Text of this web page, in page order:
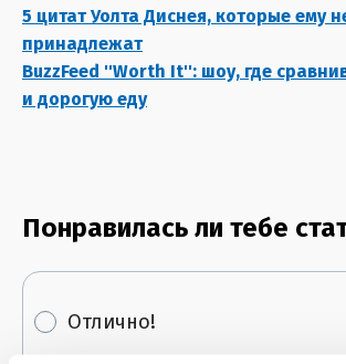
5 цитат Уолта Диснея, которые ему
принадлежат
BuzzFeed ''Worth It'': шоу, где
и дорогую еду
Понравилась ли тебе
Отлично!